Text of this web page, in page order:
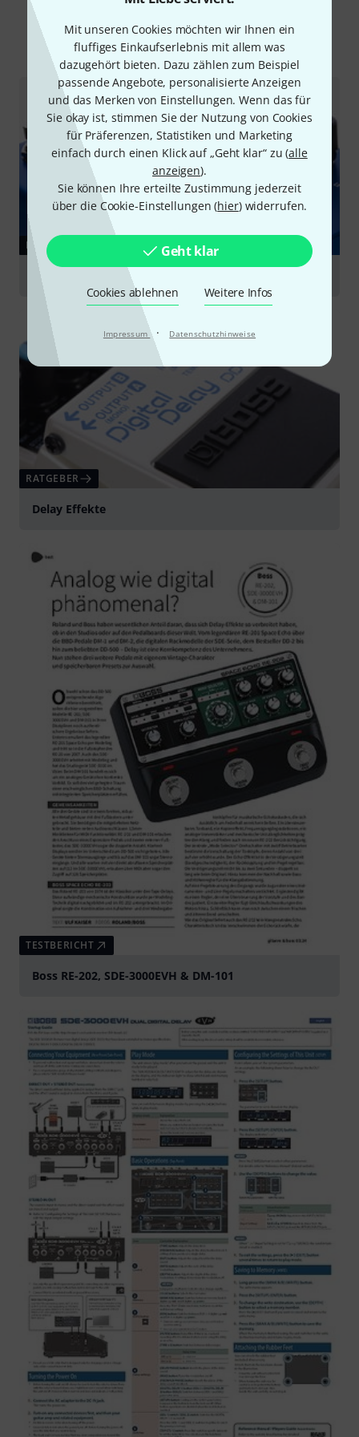
Mit unseren Cookies möchten wir Ihnen ein
fluffiges Einkaufserlebnis mit allem was
dazugehört bieten. Dazu zählen zum Beispiel
passende Angebote, personalisierte Anzeigen
und das Merken von Einstellungen. Wenn das für
Sie okay ist, stimmen Sie der Nutzung von Cookies
für Präferenzen, Statistiken und Marketing
einfach durch einen Klick auf „Geht klar“ zu (alle
anzeigen).
Sie können Ihre erteilte Zustimmung jederzeit
über die Cookie-Einstellungen (hier) widerrufen.
Geht klar
Cookies ablehnen Weitere Infos
Impressum · Datenschutzhinweise
Alle Ratgeber Testberichte Downloads
RATGEBER
Modulationseffekte
RATGEBER
Delay Effekte
TESTBERICHT
Boss RE-202, SDE-3000EVH & DM-101